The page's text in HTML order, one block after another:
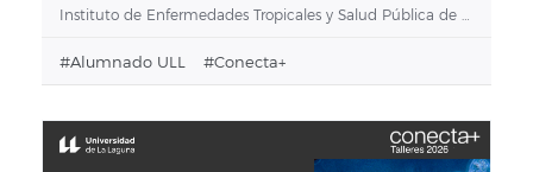
Instituto de Enfermedades Tropicales y Salud Pública de Canarias
#alumnado ULL #conecta+